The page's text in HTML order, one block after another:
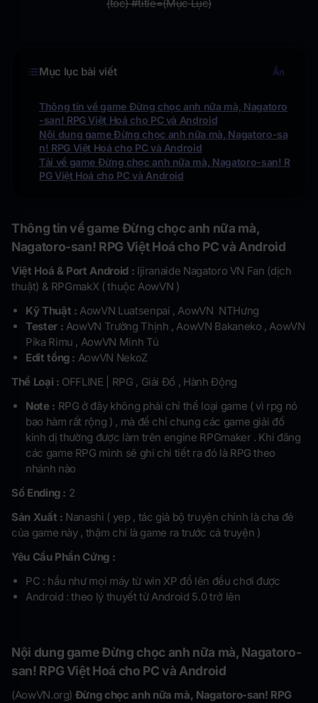
(toc) #title=(Mục Lục)
Mục lục bài viết Ẩn
Thông tin về game Đừng chọc anh nữa mà, Nagatoro
-san! RPG Việt Hoá cho PC và Android
Nội dung game Đừng chọc anh nữa mà, Nagatoro-sa
n! RPG Việt Hoá cho PC và Android
Tải về game Đừng chọc anh nữa mà, Nagatoro-san! R
PG Việt Hoá cho PC và Android
Thông tin về game Đừng chọc anh nữa mà,
Nagatoro-san! RPG Việt Hoá cho PC và Android
Việt Hoá & Port Android : Ijiranaide Nagatoro VN Fan (dịch
thuật) & RPGmakX ( thuộc AowVN )
Kỹ Thuật :AowVN Luatsenpai , AowVN NTHưng
Tester : AowVN Trường Thịnh , AowVN Bakaneko , AowVN
Pika Rimu , AowVN Minh Tú
Edit tổng : AowVN NekoZ
Thể Loại : OFFLINE | RPG , Giải Đố , Hành Động
Note : RPG ở đây không phải chỉ thể loại game ( vì rpg nó
bao hàm rất rộng ) , mà để chỉ chung các game giải đố
kinh dị thường được làm trên engine RPGmaker . Khi đăng
các game RPG mình sẽ ghi chi tiết ra đó là RPG theo
nhánh nào
Số Ending : 2
Sản Xuất : Nanashi ( yep , tác giả bộ truyện chính là cha đẻ
của game này , thậm chí là game ra trước cả truyện )
Yêu Cầu Phần Cứng :
PC : hầu như mọi máy từ win XP đổ lên đều chơi được
Android : theo lý thuyết từ Android 5.0 trở lên
Nội dung game Đừng chọc anh nữa mà, Nagatoro-
san! RPG Việt Hoá cho PC và Android
(AowVN.org) Đừng chọc anh nữa mà, Nagatoro-san! RPG